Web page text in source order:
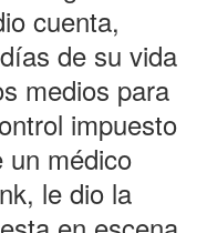
cuenta,
de su vida
medios para
impuesto
un médico
le dio la